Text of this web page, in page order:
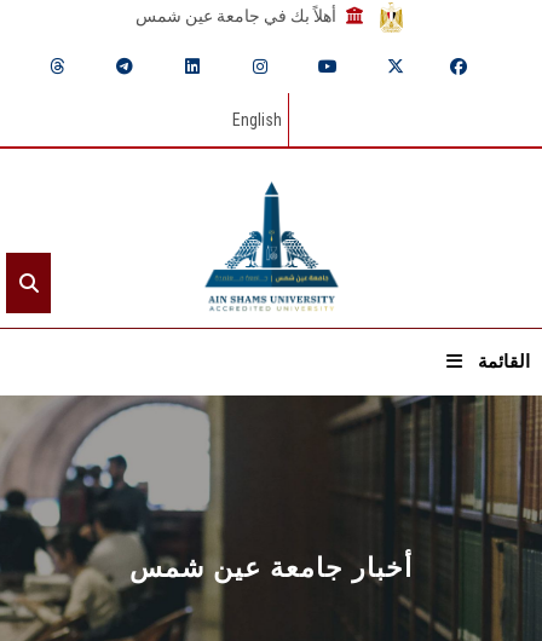
أهلاً بك في جامعة عين شمس
English
القائمة
الرئيسيـة
عن الجامعة
القطاعـات
الشئون الأكاديمية
أخبار جامعة عين شمس